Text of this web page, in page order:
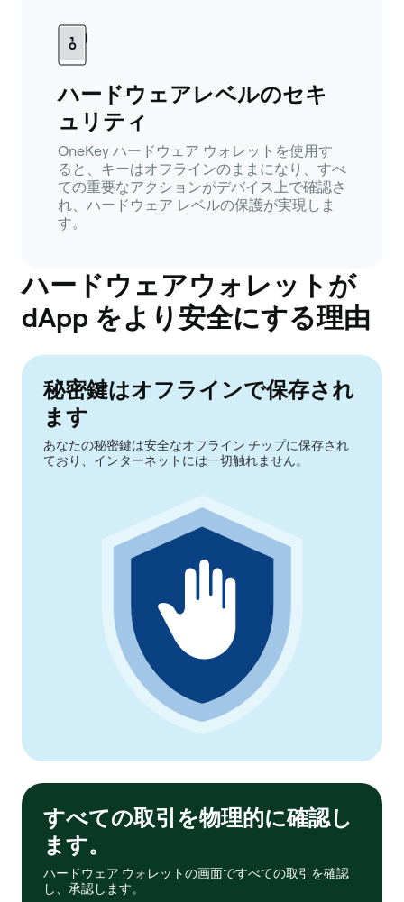
ハードウェアレベルのセキ
ュリティ
OneKey ハードウェア ウォレットを使用す
ると、キーはオフラインのままになり、すべ
ての重要なアクションがデバイス上で確認さ
れ、ハードウェア レベルの保護が実現しま
す。
ハードウェアウォレットが
dApp をより安全にする理由
秘密鍵はオフラインで保存され
ます
あなたの秘密鍵は安全なオフライン チップに保存され
ており、インターネットには一切触れません。
すべての取引を物理的に確認し
ます。
ハードウェア ウォレットの画面ですべての取引を確認
し、承認します。